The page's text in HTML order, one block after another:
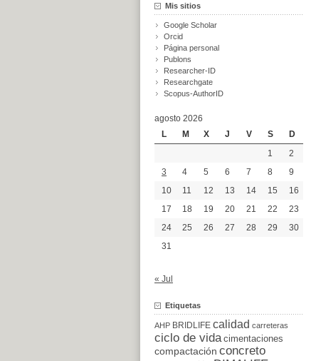
Mis sitios
Google Scholar
Orcid
Página personal
Publons
Researcher-ID
Researchgate
Scopus-AuthorID
agosto 2026
L
M X J V S
D
1
2
3
4 5 6 7 8
9
10
11 12 13 14 15
16
17
18 19 20 21 22
23
24
25 26 27 28 29
30
31
« Jul
Etiquetas
AHP BRIDLIFE calidad carreteras
ciclo de vida cimentaciones
compactación concreto